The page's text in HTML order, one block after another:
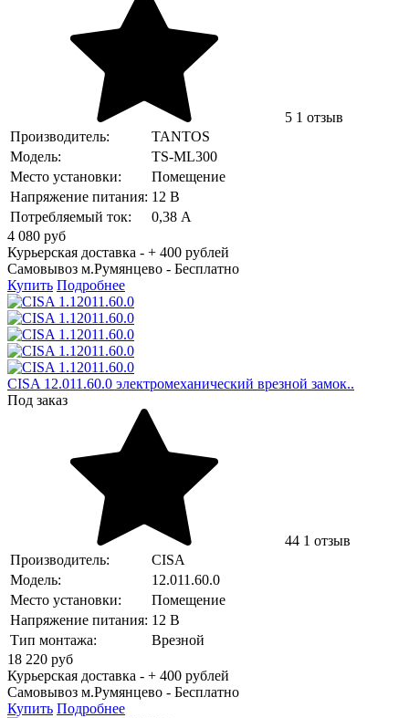
5 1 отзыв
Производитель:
TANTOS
Модель:
TS-ML300
Место установки:
Помещение
Напряжение питания: 12 В
Потребляемый ток:
0,38 А
4 080 руб
Курьерская доставка - + 400 рублей
Самовывоз м.Румянцево - Бесплатно
Купить Подробнее
CISA 12.011.60.0 электромеханический врезной замок..
Под заказ
44 1 отзыв
Производитель:
CISA
Модель:
12.011.60.0
Место установки:
Помещение
Напряжение питания: 12 В
Тип монтажа:
Врезной
18 220 руб
Курьерская доставка - + 400 рублей
Самовывоз м.Румянцево - Бесплатно
Купить Подробнее